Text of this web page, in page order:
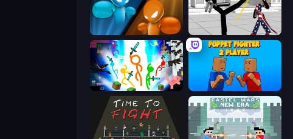
Drunken Boxing Stickman Fighting 3D
Stickman Epic Puppet Fighter 2 Player